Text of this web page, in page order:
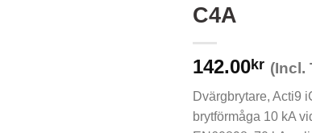
C4A
142.00kr (Incl.
Dvärgbrytare, Acti9
brytförmåga 10 kA